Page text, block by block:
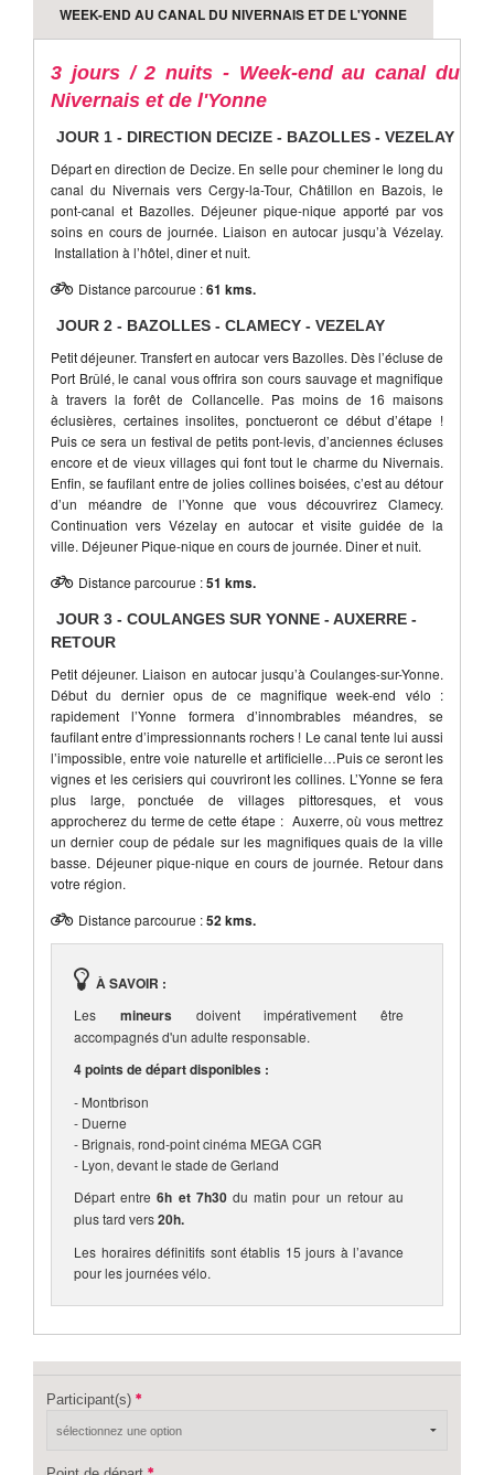
WEEK-END AU CANAL DU NIVERNAIS ET DE L'YONNE
3 jours / 2 nuits - Week-end au canal du
Nivernais et de l'Yonne
JOUR 1 - DIRECTION DECIZE - BAZOLLES - VEZELAY
Départ en direction de Decize. En selle pour cheminer le long du
canal du Nivernais vers Cergy-la-Tour, Châtillon en Bazois, le
pont-canal et Bazolles. Déjeuner pique-nique apporté par vos
soins en cours de journée. Liaison en autocar jusqu’à Vézelay.
Installation à l’hôtel, diner et nuit.
Distance parcourue :61 kms.
JOUR 2 - BAZOLLES - CLAMECY - VEZELAY
Petit déjeuner. Transfert en autocar vers Bazolles. Dès l’écluse de
Port Brûlé, le canal vous offrira son cours sauvage et magnifique
à travers la forêt de Collancelle. Pas moins de 16 maisons
éclusières, certaines insolites, ponctueront ce début d’étape !
Puis ce sera un festival de petits pont-levis, d’anciennes écluses
encore et de vieux villages qui font tout le charme du Nivernais.
Enfin, se faufilant entre de jolies collines boisées, c’est au détour
d’un méandre de l’Yonne que vous découvrirez Clamecy.
Continuation vers Vézelay en autocar et visite guidée de la
ville. Déjeuner Pique-nique en cours de journée. Diner et nuit.
Distance parcourue :51 kms.
JOUR 3 - COULANGES SUR YONNE - AUXERRE -
RETOUR
Petit déjeuner. Liaison en autocar jusqu’à Coulanges-sur-Yonne.
Début du dernier opus de ce magnifique week-end vélo :
rapidement l’Yonne formera d’innombrables méandres, se
faufilant entre d’impressionnants rochers ! Le canal tente lui aussi
l’impossible, entre voie naturelle et artificielle…Puis ce seront les
vignes et les cerisiers qui couvriront les collines. L’Yonne se fera
plus large, ponctuée de villages pittoresques, et vous
approcherez du terme de cette étape : Auxerre, où vous mettrez
un dernier coup de pédale sur les magnifiques quais de la ville
basse. Déjeuner pique-nique en cours de journée. Retour dans
votre région.
Distance parcourue :52 kms.
À SAVOIR :
Les mineurs doivent impérativement être
accompagnés d'un adulte responsable.
4 points de départ disponibles :
- Montbrison
- Duerne
- Brignais, rond-point cinéma MEGA CGR
- Lyon, devant le stade de Gerland
Départ entre6h et 7h30du matin pour un retour au
plus tard vers20h.
Les horaires définitifs sont établis 15 jours à l’avance
pour les journées vélo.
Participant(s)